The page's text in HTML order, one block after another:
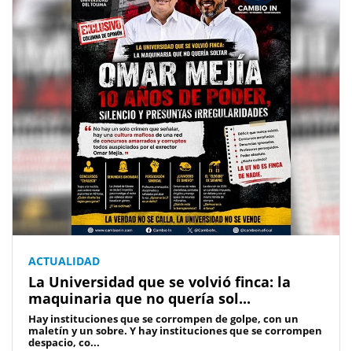
ACTUALIDAD
La Universidad que se volvió finca: la
maquinaria que no quería sol...
Hay instituciones que se corrompen de golpe, con un
maletín y un sobre. Y hay instituciones que se corrompen
despacio, co...